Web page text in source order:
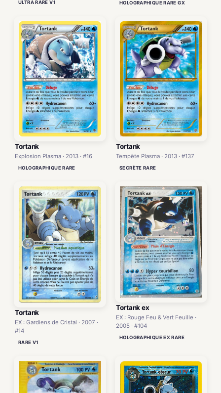
ULTRA RARE V1 HOLOGRAPHIQUE RARE GX
Tortank
Explosion Plasma · 2013 · #16
HOLOGRAPHIQUE RARE
Tortank
Tempête Plasma · 2013 · #137
SECRÈTE RARE
Tortank
EX : Gardiens de Cristal · 2007 ·
#14
RARE V1
Tortank ex
EX : Rouge Feu & Vert Feuille ·
2005 · #104
HOLOGRAPHIQUE EX RARE